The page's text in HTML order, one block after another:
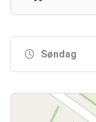
Søndag